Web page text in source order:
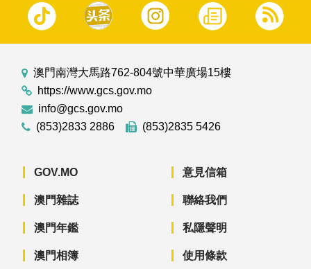
澳門南灣大馬路762-804號中華廣場15樓
https://www.gcs.gov.mo
info@gcs.gov.mo
(853)2833 2886
(853)2835 5426
GOV.MO
澳門雜誌
澳門年鑑
澳門相簿
意見信箱
聯絡我們
私隱聲明
使用條款